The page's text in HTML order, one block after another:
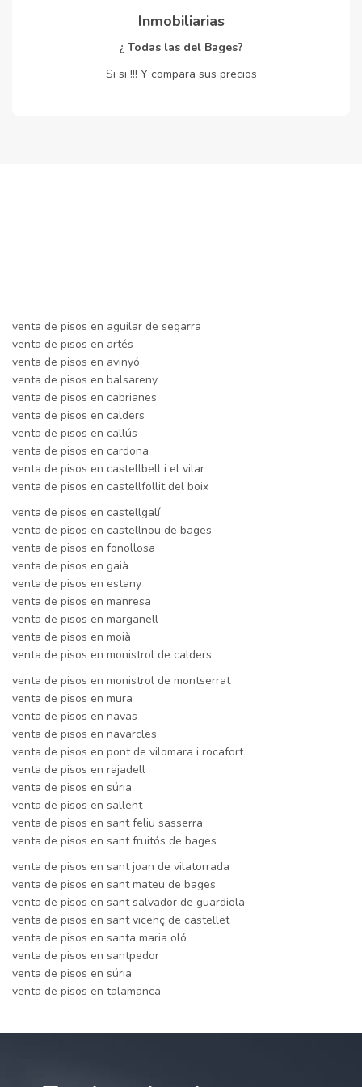
Inmobiliarias
¿ Todas las del Bages?
Si si !!! Y compara sus precios
venta de pisos en aguilar de segarra
venta de pisos en artés
venta de pisos en avinyó
venta de pisos en balsareny
venta de pisos en cabrianes
venta de pisos en calders
venta de pisos en callús
venta de pisos en cardona
venta de pisos en castellbell i el vilar
venta de pisos en castellfollit del boix
venta de pisos en castellgalí
venta de pisos en castellnou de bages
venta de pisos en fonollosa
venta de pisos en gaià
venta de pisos en estany
venta de pisos en manresa
venta de pisos en marganell
venta de pisos en moià
venta de pisos en monistrol de calders
venta de pisos en monistrol de montserrat
venta de pisos en mura
venta de pisos en navas
venta de pisos en navarcles
venta de pisos en pont de vilomara i rocafort
venta de pisos en rajadell
venta de pisos en súria
venta de pisos en sallent
venta de pisos en sant feliu sasserra
venta de pisos en sant fruitós de bages
venta de pisos en sant joan de vilatorrada
venta de pisos en sant mateu de bages
venta de pisos en sant salvador de guardiola
venta de pisos en sant vicenç de castellet
venta de pisos en santa maria oló
venta de pisos en santpedor
venta de pisos en súria
venta de pisos en talamanca